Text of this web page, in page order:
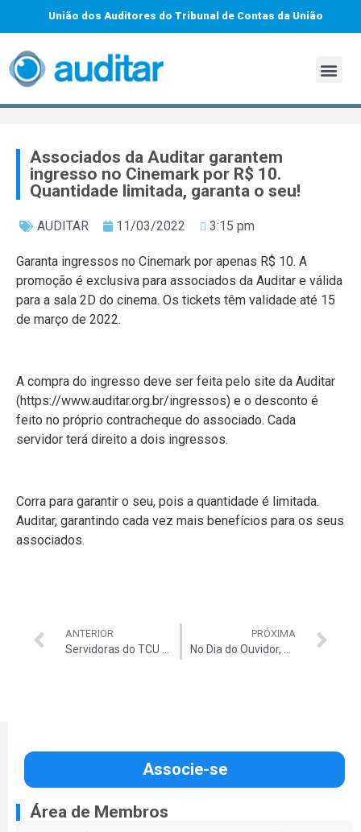
União dos Auditores do Tribunal de Contas da União
Associados da Auditar garantem
ingresso no Cinemark por R$ 10.
Quantidade limitada, garanta o seu!
AUDITAR 11/03/2022 3:15 pm
Garanta ingressos no Cinemark por apenas R$ 10. A
promoção é exclusiva para associados da Auditar e válida
para a sala 2D do cinema. Os tickets têm validade até 15
de março de 2022.
A compra do ingresso deve ser feita pelo site da Auditar
(https://www.auditar.org.br/ingressos) e o desconto é
feito no próprio contracheque do associado. Cada
servidor terá direito a dois ingressos.
Corra para garantir o seu, pois a quantidade é limitada.
Auditar, garantindo cada vez mais benefícios para os seus
associados.
ANTERIOR PRÓXIMA
Associe-se
Área de Membros